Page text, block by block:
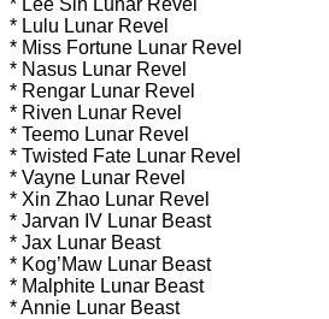
* Lulu Lunar Revel
* Miss Fortune Lunar Revel
* Nasus Lunar Revel
* Rengar Lunar Revel
* Riven Lunar Revel
* Teemo Lunar Revel
* Twisted Fate Lunar Revel
* Vayne Lunar Revel
* Xin Zhao Lunar Revel
* Jarvan IV Lunar Beast
* Jax Lunar Beast
* Kog’Maw Lunar Beast
* Malphite Lunar Beast
* Annie Lunar Beast